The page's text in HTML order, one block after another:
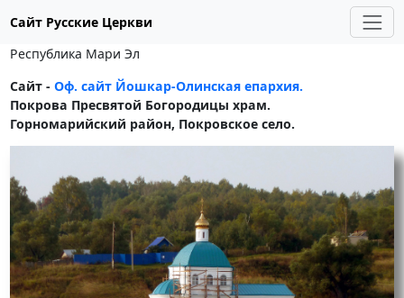
Сайт Русские Церкви
Республика Мари Эл
Сайт - Оф. сайт Йошкар-Олинская епархия.
Покрова Пресвятой Богородицы храм.
Горномарийский район, Покровское село.